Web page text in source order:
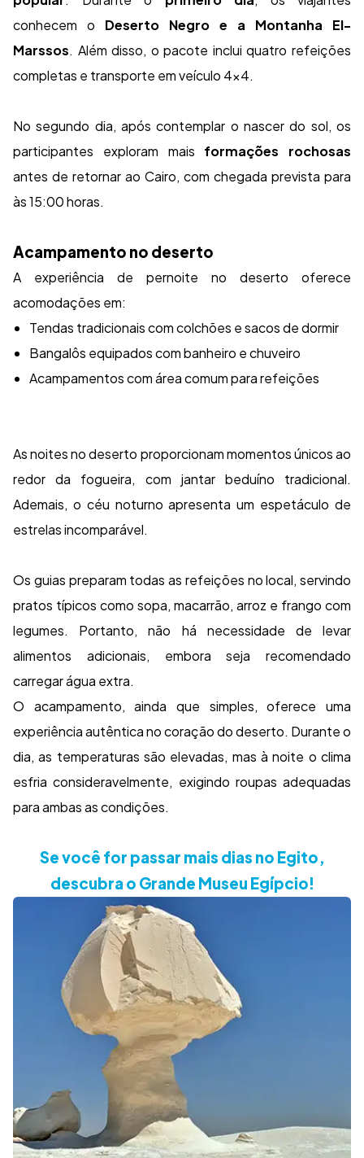
conhecem o Deserto Negro e a Montanha El-
Marssos. Além disso, o pacote inclui quatro refeições
completas e transporte em veículo 4x4.
No segundo dia, após contemplar o nascer do sol, os
participantes exploram mais formações rochosas
antes de retornar ao Cairo, com chegada prevista para
às 15:00 horas.
Acampamento no deserto
A experiência de pernoite no deserto oferece
acomodações em:
Tendas tradicionais com colchões e sacos de dormir
Bangalôs equipados com banheiro e chuveiro
Acampamentos com área comum para refeições
As noites no deserto proporcionam momentos únicos ao
redor da fogueira, com jantar beduíno tradicional.
Ademais, o céu noturno apresenta um espetáculo de
estrelas incomparável.
Os guias preparam todas as refeições no local, servindo
pratos típicos como sopa, macarrão, arroz e frango com
legumes. Portanto, não há necessidade de levar
alimentos adicionais, embora seja recomendado
carregar água extra.
O acampamento, ainda que simples, oferece uma
experiência autêntica no coração do deserto. Durante o
dia, as temperaturas são elevadas, mas à noite o clima
esfria consideravelmente, exigindo roupas adequadas
para ambas as condições.
Se você for passar mais dias no Egito,
descubra o Grande Museu Egípcio!